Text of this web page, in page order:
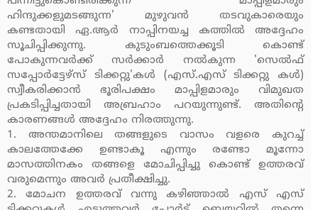
ഹിന്ദുക്കളുമടങ്ങുന്ന' മുഴുവന്‍ തടവുകാരെയും
കണ്ടതായി ഏ.ആര്‍ നാപ്പിനയച്ച കത്തില്‍ അദ്ദേഹം
സൂചിപ്പിക്കുന്നു. കുടുംബത്തെക്കൂടി കൊണ്ട്
പോകുന്നവര്‍ക്ക് സര്‍ക്കാര്‍ നല്‍കുന്ന 'സെല്‍ഫ്‌
സപ്പോര്‍ട്ടേഴ്‌സ് ടിക്കറ്റു'കള്‍ (എസ്.എസ് ടിക്കറ്റു കള്‍)
സ്വീകരിക്കാന്‍ ഭൂരിപക്ഷം മാപ്പിളമാരും വിമുഖത
പ്രകടിപ്പിച്ചതായി അബ്രഹാം പറയുന്നുണ്ട്. അതിന്റെ
കാരണങ്ങള്‍ അദ്ദേഹം നിരത്തുന്നു.
1. അന്തമാനിലെ തങ്ങളുടെ വാസം വളരെ കുറച്ച്
കാലത്തേക്കേ ഉണ്ടാകൂ എന്നും രണ്ടോ മൂന്നോ
മാസത്തിനകം തങ്ങളെ മോചിപ്പിച്ചു കൊണ്ട് ഉത്തരവ്
വരുമെന്നും അവര്‍ പ്രതീക്ഷിച്ചു.
2. മോചന ഉത്തരവ് വന്നു കഴിഞ്ഞാല്‍ എസ് എസ്